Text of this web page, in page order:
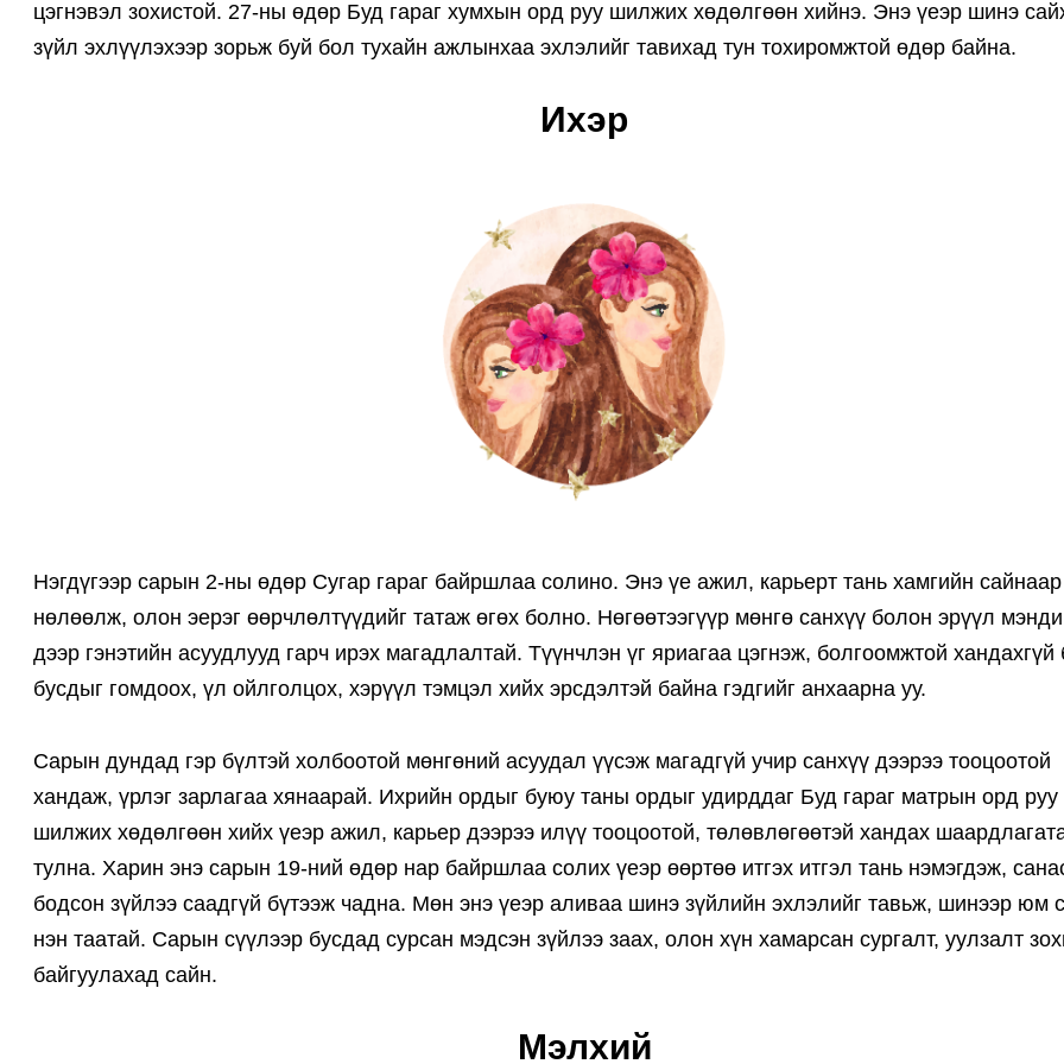
цэгнэвэл зохистой. 27-ны өдөр Буд гараг хумхын орд руу шилжих хөдөлгөөн хийнэ. Энэ үеэр шинэ
зүйл эхлүүлэхээр зорьж буй бол тухайн ажлынхаа эхлэлийг тавихад тун тохиромжтой өдөр байна.
Ихэр
Нэгдүгээр сарын 2-ны өдөр Сугар гараг байршлаа солино. Энэ үе ажил, карьерт тань хамгийн сайнаар
нөлөөлж, олон эерэг өөрчлөлтүүдийг татаж өгөх болно. Нөгөөтээгүүр мөнгө санхүү болон эрүүл
дээр гэнэтийн асуудлууд гарч ирэх магадлалтай. Түүнчлэн үг яриагаа цэгнэж, болгоомжтой хандахгүй
бусдыг гомдоох, үл ойлголцох, хэрүүл тэмцэл хийх эрсдэлтэй байна гэдгийг анхаарна уу.
Сарын дундад гэр бүлтэй холбоотой мөнгөний асуудал үүсэж магадгүй учир санхүү дээрээ тооцоотой
хандаж, үрлэг зарлагаа хянаарай. Ихрийн ордыг буюу таны ордыг удирддаг Буд гараг матрын орд руу
шилжих хөдөлгөөн хийх үеэр ажил, карьер дээрээ илүү тооцоотой, төлөвлөгөөтэй хандах
тулна. Харин энэ сарын 19-ний өдөр нар байршлаа солих үеэр өөртөө итгэх итгэл тань нэмэгдэж,
бодсон зүйлээ саадгүй бүтээж чадна. Мөн энэ үеэр аливаа шинэ зүйлийн эхлэлийг тавьж, шинээр юм
нэн таатай. Сарын сүүлээр бусдад сурсан мэдсэн зүйлээ заах, олон хүн хамарсан сургалт, уулзалт
байгуулахад сайн.
Мэлхий